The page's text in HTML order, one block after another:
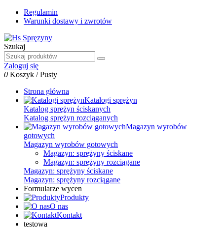
Regulamin
Warunki dostawy i zwrotów
Szukaj
Zaloguj się
0 Koszyk /Pusty
Strona główna
Katalogi sprężyn
Katalog sprężyn ściskanych
Katalog sprężyn rozciąganych
Magazyn wyrobów
gotowych
Magazyn wyrobów gotowych
Magazyn: sprężyny ściskane
Magazyn: sprężyny rozciągane
Magazyn: sprężyny ściskane
Magazyn: sprężyny rozciągane
Formularze wycen
Produkty
O nas
Kontakt
testowa